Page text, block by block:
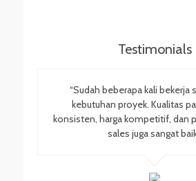
Testimonials
“Sudah beberapa kali bekerja
kebutuhan proyek. Kualitas
konsisten, harga kompetitif, dan
sales juga sangat